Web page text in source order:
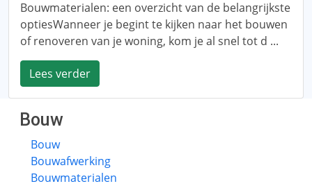
Bouwmaterialen: een overzicht van de belangrijkste
optiesWanneer je begint te kijken naar het bouwen
of renoveren van je woning, kom je al snel tot d ...
Lees verder
Bouw
Bouw
Bouwafwerking
Bouwmaterialen